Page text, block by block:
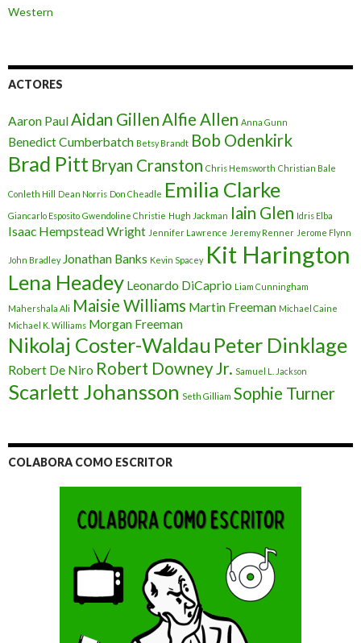
Western
ACTORES
Aaron PaulAidan GillenAlfie Allen Anna Gunn
Benedict Cumberbatch Betsy Brandt Bob Odenkirk
Brad Pitt Bryan Cranston Chris Hemsworth Christian Bale
Conleth Hill Dean Norris Don Cheadle Emilia Clarke
Giancarlo Esposito Gwendoline Christie Hugh Jackman Iain Glen Idris Elba
Isaac Hempstead Wright Jennifer Lawrence Jeremy Renner Jerome Flynn
John Bradley Jonathan Banks Kevin Spacey Kit Harington
Lena Headey Leonardo DiCaprio Liam Cunningham
Mahershala Ali Maisie Williams Martin Freeman Michael Caine
Michael K. Williams Morgan Freeman
Nikolaj Coster-Waldau Peter Dinklage
Robert De Niro Robert Downey Jr. Samuel L. Jackson
Scarlett Johansson Seth Gilliam Sophie Turner
COLABORA COMO ESCRITOR